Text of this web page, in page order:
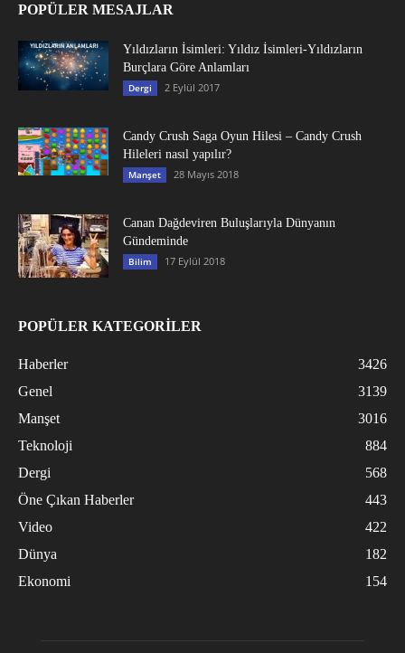
POPÜLER MESAJLAR
Yıldızların İsimleri: Yıldız İsimleri-Yıldızların
Burçlara Göre Anlamları
Dergi 2 Eylül 2017
Candy Crush Saga Oyun Hilesi – Candy Crush
Hileleri nasıl yapılır?
Manşet 28 Mayıs 2018
Canan Dağdeviren Buluşlarıyla Dünyanın
Gündeminde
Bilim 17 Eylül 2018
POPÜLER KATEGORİLER
Haberler
3426
Genel
3139
Manşet
3016
Teknoloji
884
Dergi
568
Öne Çıkan Haberler
443
Video
422
Dünya
182
Ekonomi
154